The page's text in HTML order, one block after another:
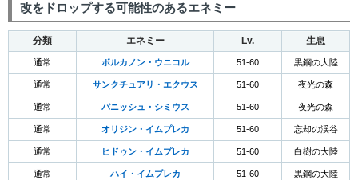
改をドロップする可能性のあるエネミー
分類 エネミー Lv. 生息
通常 ボルカノン・ウニコル 51-60 黒鋼の大陸
通常 サンクチュアリ・エクウス 51-60 夜光の森
通常 パニッシュ・シミウス 51-60 夜光の森
通常 オリジン・イムプレカ 51-60 忘却の渓谷
通常 ヒドゥン・イムプレカ 51-60 白樹の大陸
通常 ハイ・イムプレカ 51-60 黒鋼の大陸